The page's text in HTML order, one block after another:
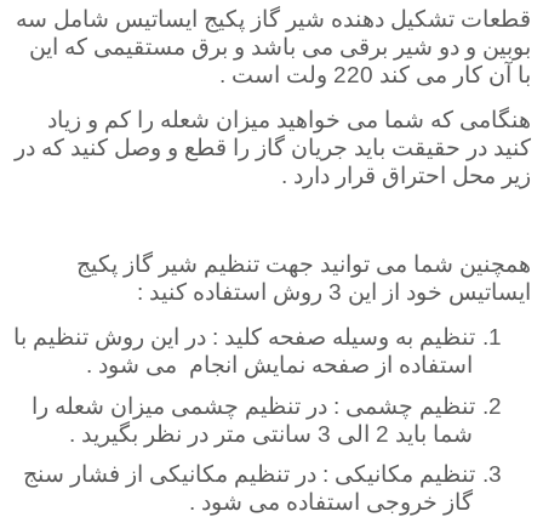
قطعات تشکیل دهنده شیر گاز پکیج ایساتیس شامل سه
بوبین و دو شیر برقی می باشد و برق مستقیمی که این
با آن کار می کند 220 ولت است .
هنگامی که شما می خواهید میزان شعله را کم و زیاد
کنید در حقیقت باید جریان گاز را قطع و وصل کنید که در
زیر محل احتراق قرار دارد .
همچنین شما می توانید جهت تنظیم شیر گاز پکیج
ایساتیس خود از این 3 روش استفاده کنید :
1. تنظیم به وسیله صفحه کلید : در این روش تنظیم با
استفاده از صفحه نمایش انجام می شود .
2. تنظیم چشمی : در تنظیم چشمی میزان شعله را
شما باید 2 الی 3 سانتی متر در نظر بگیرید
.
3. تنظیم مکانیکی : در تنظیم مکانیکی از فشار سنج
گاز خروجی استفاده می شود .